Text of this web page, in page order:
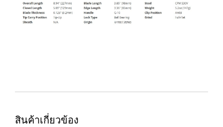
สินค้าเกี่ยวข้อง